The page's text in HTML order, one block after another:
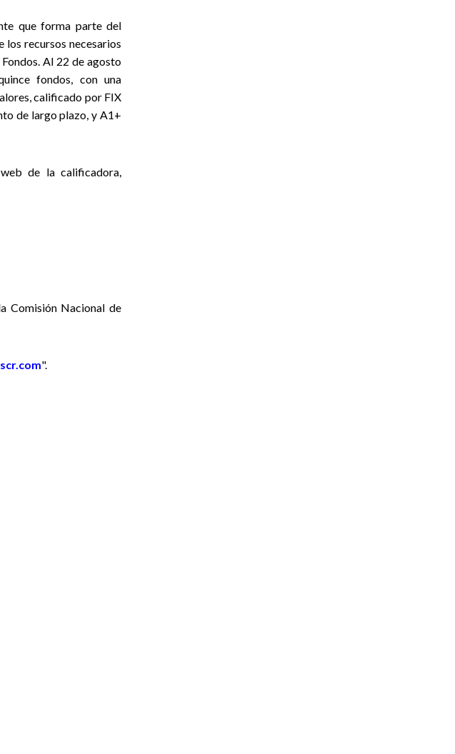
que forma parte del
recursos necesarios
Al 22 de agosto
fondos, con una
calificado por FIX
de largo plazo, y A1+
de la calificadora,
Comisión Nacional de
".